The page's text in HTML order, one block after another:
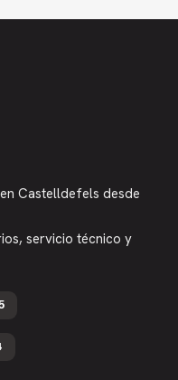
Castelldefels desde
servicio técnico y